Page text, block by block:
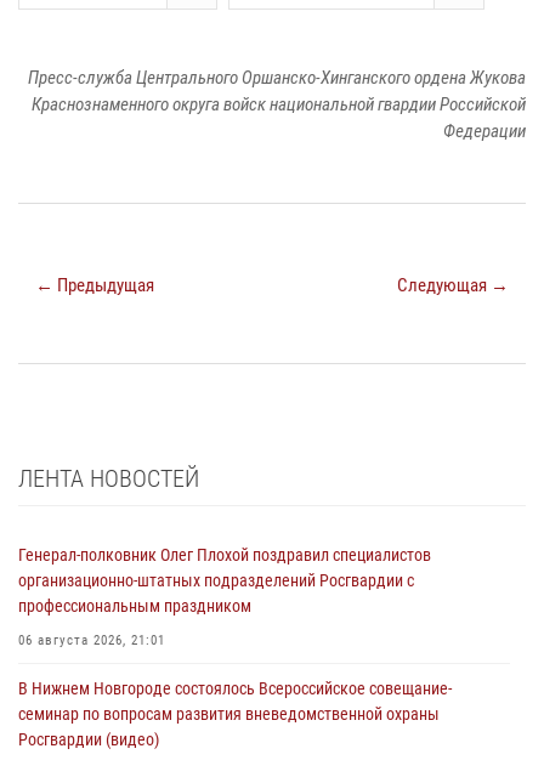
Пресс-служба Центрального Оршанско-Хинганского ордена Жукова
Краснознаменного округа войск национальной гвардии Российской
Федерации
← Предыдущая Следующая →
ЛЕНТА НОВОСТЕЙ
Генерал-полковник Олег Плохой поздравил специалистов
организационно-штатных подразделений Росгвардии с
профессиональным праздником
06 августа 2026, 21:01
В Нижнем Новгороде состоялось Всероссийское совещание-
семинар по вопросам развития вневедомственной охраны
Росгвардии (видео)